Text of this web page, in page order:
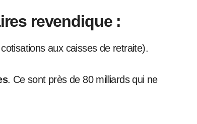
revendique :
aux caisses de retraite).
. Ce sont près de 80 milliards qui ne